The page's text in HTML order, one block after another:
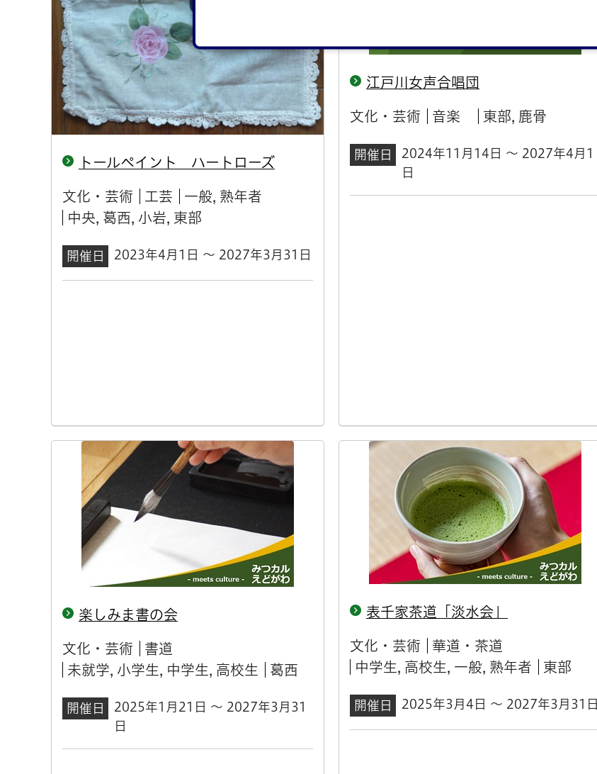
トールペイント ハートローズ
文化・芸術 工芸
一般, 熟年者
中央, 葛西, 小岩, 東部
開催日 2023年4月1日 ～ 2027年3月31日
江戸川女声合唱団
文化・芸術 音楽 東部, 鹿骨
開催日
2024年11月14日 ～ 2027年4月1
日
楽しみま書の会
文化・芸術
書道
未就学, 小学生, 中学生, 高校生
葛西
開催日
2025年1月21日 ～ 2027年3月31
日
表千家茶道「淡水会」
文化・芸術
華道・茶道
中学生, 高校生, 一般, 熟年者
東部
開催日 2025年3月4日 ～ 2027年3月31日